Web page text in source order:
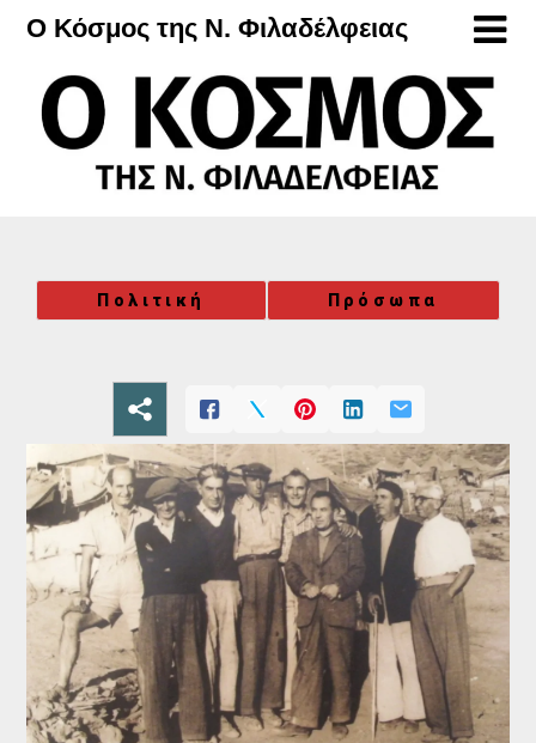
Μετάβαση
περιεχόμενο
Ο Κόσμος της Ν. Φιλαδέλφειας
Πολιτική Πρόσωπα